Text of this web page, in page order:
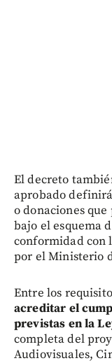
El decreto
aprobado
o donaciones
bajo el esquema
conformidad con
por el Ministerio
Entre los
acreditar el
previstas en la
completa del
Audiovisuales,